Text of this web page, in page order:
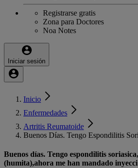
Registrarse gratis
Zona para Doctores
Noa Notes
Iniciar sesión
Inicio
Enfermedades
Artritis Reumatoide
Buenos Días. Tengo Espondilitis
Buenos días. Tengo espondilitis
(humita),ahora me han mandado inyecci